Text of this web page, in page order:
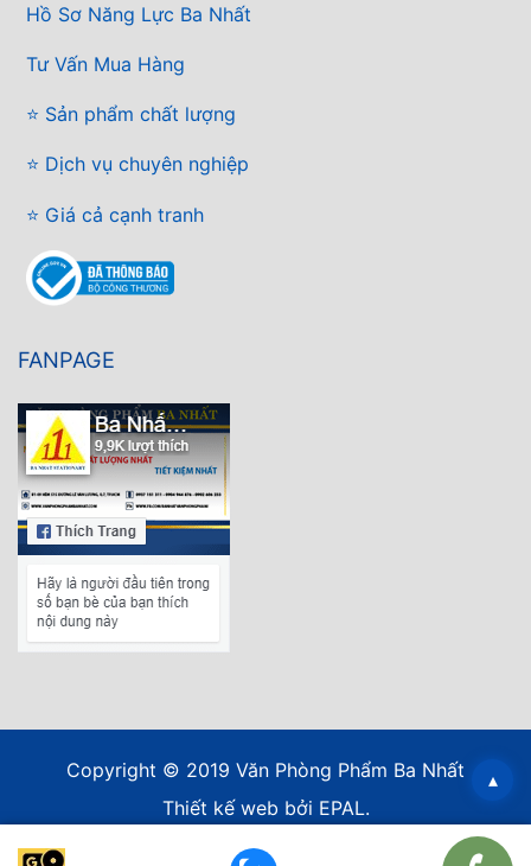
Hồ Sơ Năng Lực Ba Nhất
Tư Vấn Mua Hàng
⭐ Sản phẩm chất lượng
⭐ Dịch vụ chuyên nghiệp
⭐ Giá cả cạnh tranh
FANPAGE
Copyright © 2019 Văn Phòng Phẩm Ba Nhất
Thiết kế web bởi EPAL.
▴